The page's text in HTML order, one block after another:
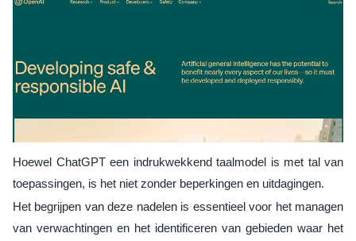
Hoewel ChatGPT een indrukwekkend taalmodel is met tal van
toepassingen, is het niet zonder beperkingen en uitdagingen.
Het begrijpen van deze nadelen is essentieel voor het managen
van verwachtingen en het identificeren van gebieden waar het